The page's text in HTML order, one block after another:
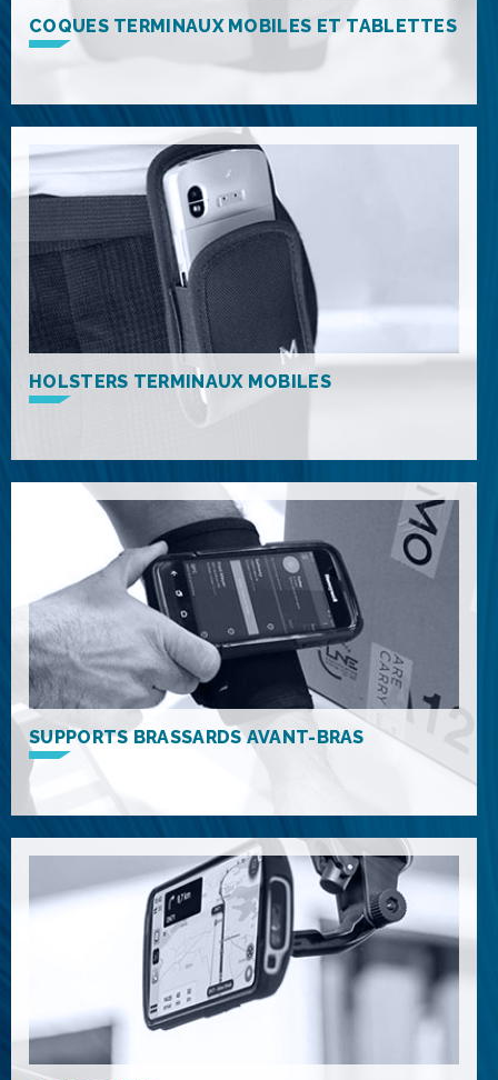
COQUES TERMINAUX MOBILES ET TABLETTES
HOLSTERS TERMINAUX MOBILES
SUPPORTS BRASSARDS AVANT-BRAS